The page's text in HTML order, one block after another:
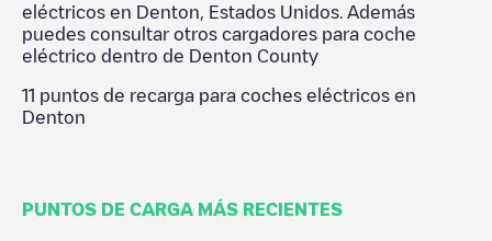
eléctricos en Denton Estados Unidos . Además
puedes consultar otros cargadores para coche
eléctrico dentro de Denton County
11 puntos de recarga para coches eléctricos en
Denton
PUNTOS DE CARGA MÁS RECIENTES